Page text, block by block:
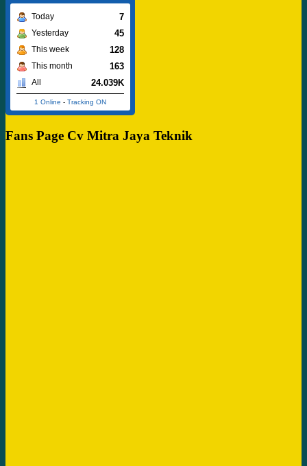
Today 7
Yesterday 45
This week 128
This month 163
All 24.039K
1 Online - Tracking ON
Fans Page Cv Mitra Jaya Teknik